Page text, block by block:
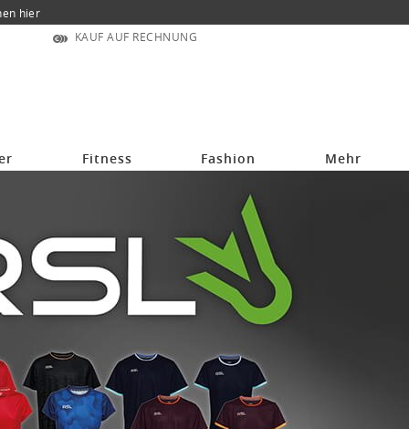
hier
KAUF AUF RECHNUNG
Fitness Fashion Mehr